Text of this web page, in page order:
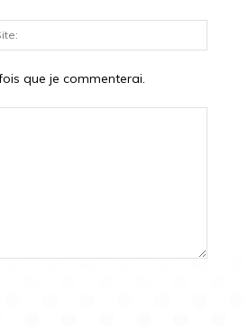
que je commenterai.